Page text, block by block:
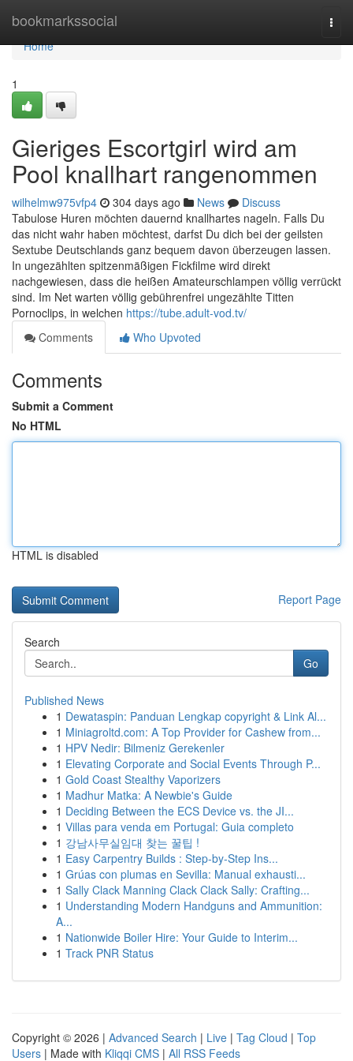
bookmarkssocial
Home
Home
1
Gieriges Escortgirl wird am
Pool knallhart rangenommen
wilhelmw975vfp4 304 days ago News
Discuss
Tabulose Huren möchten dauernd knallhartes nageln. Falls Du
das nicht wahr haben möchtest, darfst Du dich bei der geilsten
Sextube Deutschlands ganz bequem davon überzeugen lassen.
In ungezählten spitzenmäßigen Fickfilme wird direkt
nachgewiesen, dass die heißen Amateurschlampen völlig verrückt
sind. Im Net warten völlig gebührenfrei ungezählte Titten
Pornoclips, in welchen https://tube.adult-vod.tv/
Comments
Who Upvoted
Comments
Submit a Comment
No HTML
HTML is disabled
Report Page
Search
Go
Published News
1 Dewataspin: Panduan Lengkap copyright & Link Al...
1 Miniagroltd.com: A Top Provider for Cashew from...
1 HPV Nedir: Bilmeniz Gerekenler
1 Elevating Corporate and Social Events Through P...
1 Gold Coast Stealthy Vaporizers
1 Madhur Matka: A Newbie's Guide
1 Deciding Between the ECS Device vs. the JI...
1 Villas para venda em Portugal: Guia completo
1 강남사무실임대 찾는 꿀팁 !
1 Easy Carpentry Builds : Step-by-Step Ins...
1 Grúas con plumas en Sevilla: Manual exhausti...
1 Sally Clack Manning Clack Clack Sally: Crafting...
1 Understanding Modern Handguns and Ammunition:
A...
1 Nationwide Boiler Hire: Your Guide to Interim...
1 Track PNR Status
Copyright © 2026 | Advanced Search | Live | Tag Cloud | Top
Users | Made with Kliqqi CMS | All RSS Feeds